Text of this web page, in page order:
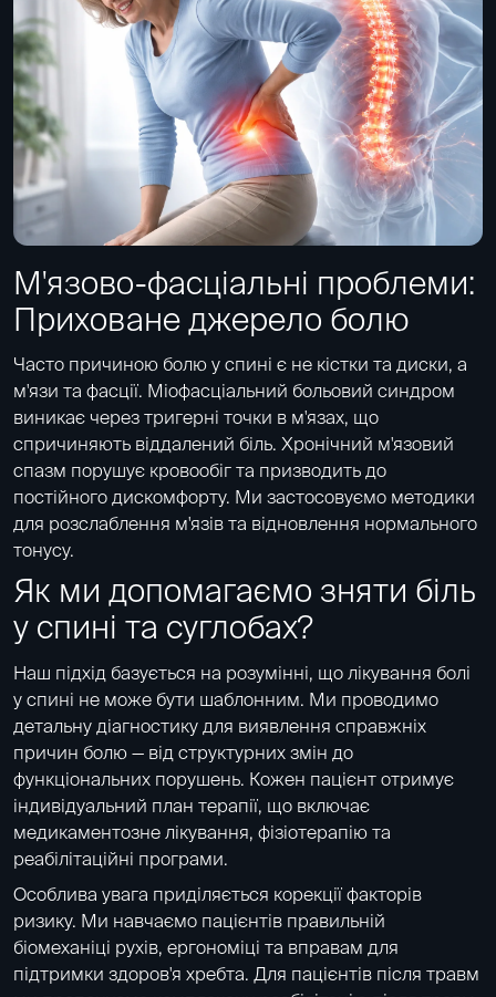
М'язово-фасціальні проблеми:
Приховане джерело болю
Часто причиною болю у спині є не кістки та диски, а
м'язи та фасції. Міофасціальний больовий синдром
виникає через тригерні точки в м'язах, що
спричиняють віддалений біль. Хронічний м'язовий
спазм порушує кровообіг та призводить до
постійного дискомфорту. Ми застосовуємо методики
для розслаблення м'язів та відновлення нормального
тонусу.
Як ми допомагаємо зняти біль
у спині та суглобах?
Наш підхід базується на розумінні, що лікування болі
у спині не може бути шаблонним. Ми проводимо
детальну діагностику для виявлення справжніх
причин болю — від структурних змін до
функціональних порушень. Кожен пацієнт отримує
індивідуальний план терапії, що включає
медикаментозне лікування, фізіотерапію та
реабілітаційні програми.
Особлива увага приділяється корекції факторів
ризику. Ми навчаємо пацієнтів правильній
біомеханіці рухів, ергономіці та вправам для
підтримки здоров'я хребта. Для пацієнтів після травм